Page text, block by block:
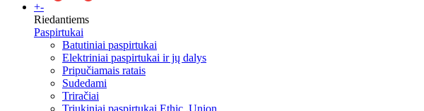
+-
Riedantiems
Paspirtukai
Batutiniai paspirtukai
Elektriniai paspirtukai ir jų dalys
Pripučiamais ratais
Sudedami
Triračiai
Triukiniai paspirtukai Ethic ,Union